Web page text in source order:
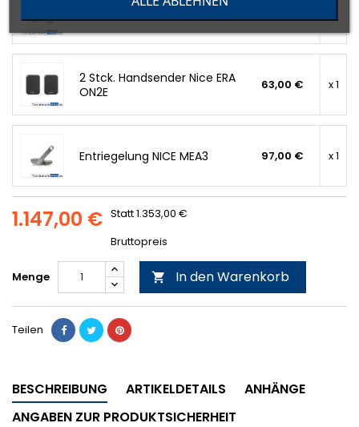
2 Stck. Handsender Nice ERA
ON2E
63,00 € x 1
Entriegelung NICE MEA3 97,00 € x 1
1.147,00 € Statt 1.353,00 €
Bruttopreis
Menge  In den Warenkorb
Teilen
BESCHREIBUNG ARTIKELDETAILS
ANHÄNGE
ANGABEN ZUR PRODUKTSICHERHEIT